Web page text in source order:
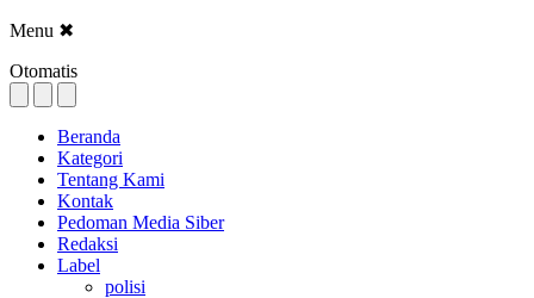
Menu ✖
Otomatis
Beranda
Kategori
Tentang Kami
Kontak
Pedoman Media Siber
Redaksi
Label
polisi